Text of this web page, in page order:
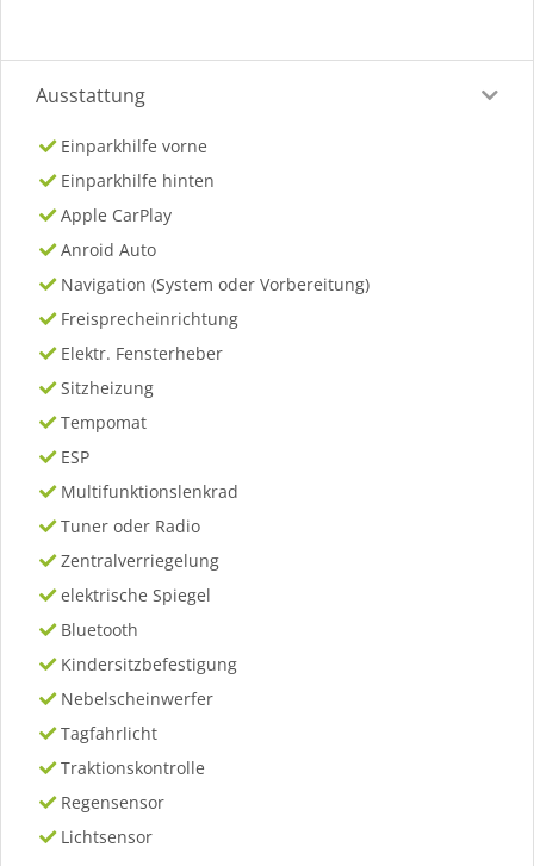
Ausstattung
Einparkhilfe vorne
Einparkhilfe hinten
Apple CarPlay
Anroid Auto
Navigation (System oder Vorbereitung)
Freisprecheinrichtung
Elektr. Fensterheber
Sitzheizung
Tempomat
ESP
Multifunktionslenkrad
Tuner oder Radio
Zentralverriegelung
elektrische Spiegel
Bluetooth
Kindersitzbefestigung
Nebelscheinwerfer
Tagfahrlicht
Traktionskontrolle
Regensensor
Lichtsensor